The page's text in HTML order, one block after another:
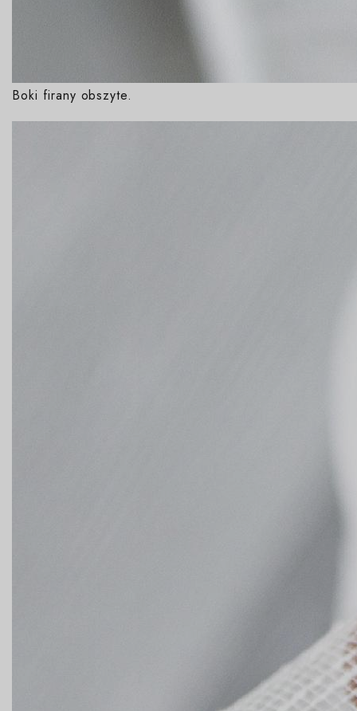
Boki firany obszyte.